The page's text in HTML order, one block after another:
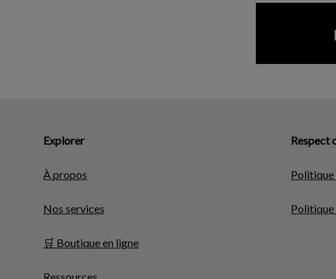
Explorer
À propos
Nos services
🛒 Boutique en ligne
Respect
Politique